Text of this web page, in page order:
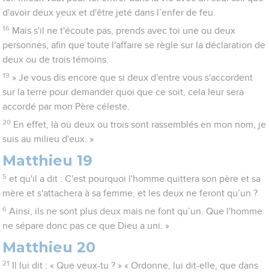
d'avoir deux yeux et d'être jeté dans l’enfer de feu.
16 Mais s'il ne t'écoute pas, prends avec toi une ou deux
personnes, afin que toute l'affaire se règle sur la déclaration de
deux ou de trois témoins.
19 » Je vous dis encore que si deux d'entre vous s'accordent
sur la terre pour demander quoi que ce soit, cela leur sera
accordé par mon Père céleste.
20 En effet, là où deux ou trois sont rassemblés en mon nom, je
suis au milieu d'eux. »
Matthieu 19
5 et qu'il a dit : C'est pourquoi l'homme quittera son père et sa
mère et s'attachera à sa femme, et les deux ne feront qu’un ?
6 Ainsi, ils ne sont plus deux mais ne font qu’un. Que l'homme
ne sépare donc pas ce que Dieu a uni. »
Matthieu 20
21
Il lui dit : « Que veux-tu ? » « Ordonne, lui dit-elle, que dans